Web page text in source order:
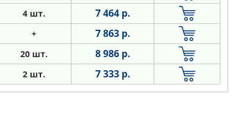
4 шт. 7 464 р.
+ 7 863 р.
20 шт. 8 986 р.
2 шт. 7 333 р.